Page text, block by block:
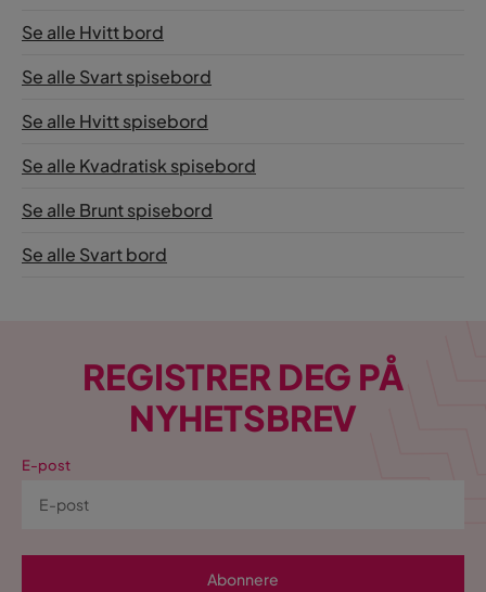
Se alle Hvitt bord
Se alle Svart spisebord
Se alle Hvitt spisebord
Se alle Kvadratisk spisebord
Se alle Brunt spisebord
Se alle Svart bord
REGISTRER DEG PÅ
NYHETSBREV
E-post
Abonnere